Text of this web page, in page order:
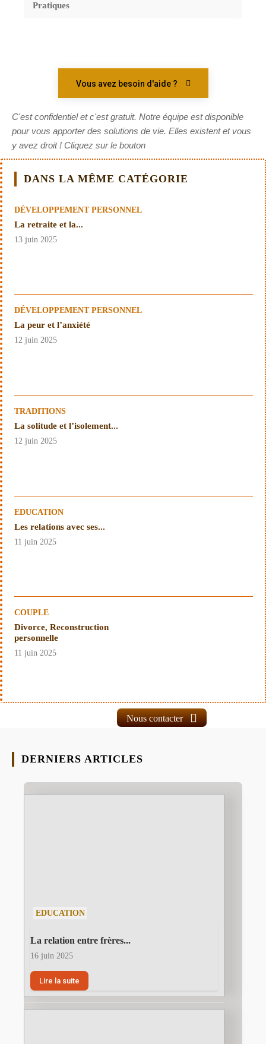
Pratiques
Vous avez besoin d'aide ?
C'est confidentiel et c'est gratuit. Notre équipe est disponible
pour vous apporter des solutions de vie. Elles existent et vous
y avez droit ! Cliquez sur le bouton
DANS LA MÊME CATÉGORIE
DÉVELOPPEMENT PERSONNEL
La retraite et la...
13 juin 2025
DÉVELOPPEMENT PERSONNEL
La peur et l’anxiété
12 juin 2025
TRADITIONS
La solitude et l’isolement...
12 juin 2025
EDUCATION
Les relations avec ses...
11 juin 2025
COUPLE
Divorce, Reconstruction
personnelle
11 juin 2025
Nous contacter
DERNIERS ARTICLES
EDUCATION
La relation entre frères...
16 juin 2025
Lire la suite